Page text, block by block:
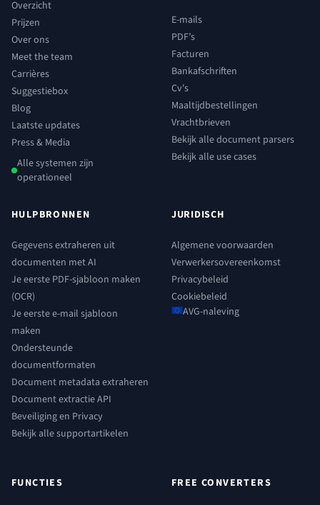
Overzicht
Prijzen
Over ons
Meet the team
Carrières
Suggestiebox
Blog
Laatste updates
Press & Media
Alle systemen zijn
operationeel
E-mails
PDF’s
Facturen
Bankafschriften
Cv's
Maaltijdbestellingen
Vrachtbrieven
Bekijk alle document parsers
Bekijk alle use cases
HULPBRONNEN
Gegevens extraheren uit
documenten met AI
Je eerste PDF-sjabloon maken
(OCR)
Je eerste e-mail sjabloon
maken
Ondersteunde
documentformaten
Document metadata extraheren
Document extractie API
Beveiliging en Privacy
Bekijk alle supportartikelen
JURIDISCH
Algemene voorwaarden
Verwerkersovereenkomst
Privacybeleid
Cookiebeleid
AVG-naleving
FUNCTIES FREE CONVERTERS